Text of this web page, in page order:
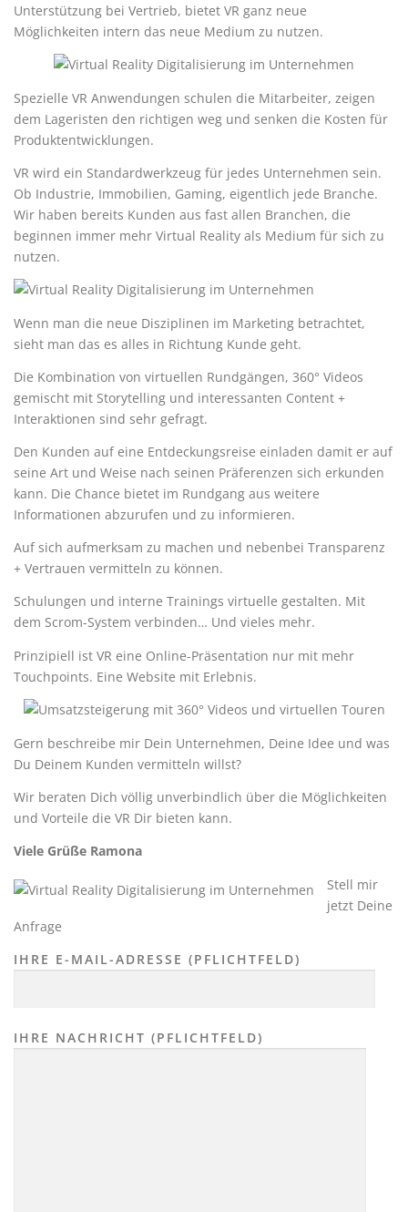
Unterstützung bei Vertrieb, bietet VR ganz neue
Möglichkeiten intern das neue Medium zu nutzen.
Spezielle VR Anwendungen schulen die Mitarbeiter, zeigen
dem Lageristen den richtigen weg und senken die Kosten für
Produktentwicklungen.
VR wird ein Standardwerkzeug für jedes Unternehmen sein.
Ob Industrie, Immobilien, Gaming, eigentlich jede Branche.
Wir haben bereits Kunden aus fast allen Branchen, die
beginnen immer mehr Virtual Reality als Medium für sich zu
nutzen.
Wenn man die neue Disziplinen im Marketing betrachtet,
sieht man das es alles in Richtung Kunde geht.
Die Kombination von virtuellen Rundgängen, 360° Videos
gemischt mit Storytelling und interessanten Content +
Interaktionen sind sehr gefragt.
Den Kunden auf eine Entdeckungsreise einladen damit er auf
seine Art und Weise nach seinen Präferenzen sich erkunden
kann. Die Chance bietet im Rundgang aus weitere
Informationen abzurufen und zu informieren.
Auf sich aufmerksam zu machen und nebenbei Transparenz
+ Vertrauen vermitteln zu können.
Schulungen und interne Trainings virtuelle gestalten. Mit
dem Scrom-System verbinden… Und vieles mehr.
Prinzipiell ist VR eine Online-Präsentation nur mit mehr
Touchpoints. Eine Website mit Erlebnis.
Gern beschreibe mir Dein Unternehmen, Deine Idee und was
Du Deinem Kunden vermitteln willst?
Wir beraten Dich völlig unverbindlich über die Möglichkeiten
und Vorteile die VR Dir bieten kann.
Viele Grüße Ramona
Stell mir
jetzt Deine
Anfrage
IHRE E-MAIL-ADRESSE (PFLICHTFELD)
IHRE NACHRICHT (PFLICHTFELD)